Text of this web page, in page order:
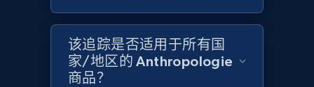
Home Depot US - Discover products by
specified UPC
该追踪是否适用于所有国
家/地区的 Anthropologie
商品？